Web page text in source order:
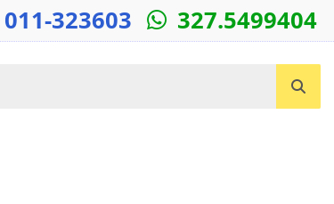
011-323603 327.5499404
Cerca un prodotto...